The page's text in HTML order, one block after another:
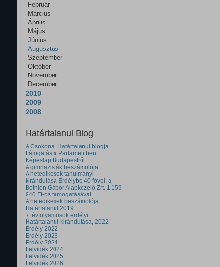
Február
Március
Április
Május
Június
Augusztus
Szeptember
Október
November
December
2010
2009
2008
Határtalanul Blog
A Csokonai Határtalanul blogja
Látogatás a Parlamentben
Képeslap Budapestről
A gimnazisták beszámolója
A hetedikesek tanulmányi
kirándulása Erdélybe 40 fővel, a
Bethlen Gábor Alapkezelő Zrt. 1 159
940 Ft-os támogatásával
A hetedikesek beszámolója
Határtalanul 2019
7. évfolyamosok erdélyi
Határtalanul-kirándulása, 2022
Erdély 2022
Erdély 2023
Erdély 2024
Felvidék 2024
Felvidék 2025
Felvidék 2026